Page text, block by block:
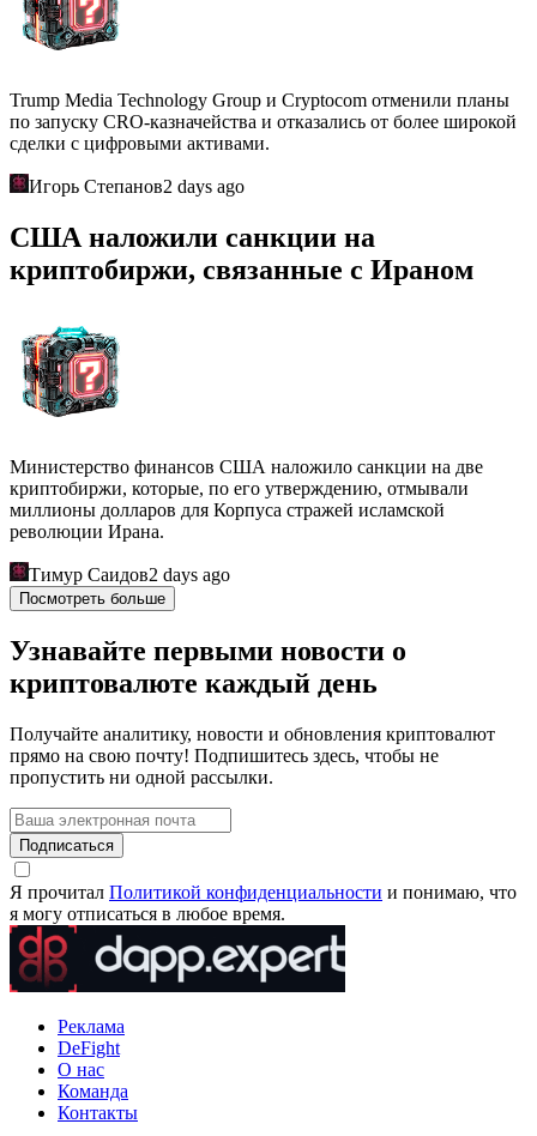
Trump Media Technology Group и Cryptocom отменили планы
по запуску CRO-казначейства и отказались от более широкой
сделки с цифровыми активами.
Игорь Степанов2 days ago
США наложили санкции на
криптобиржи, связанные с Ираном
Министерство финансов США наложило санкции на две
криптобиржи, которые, по его утверждению, отмывали
миллионы долларов для Корпуса стражей исламской
революции Ирана.
Тимур Саидов2 days ago
Посмотреть больше
Узнавайте первыми новости о
криптовалюте каждый день
Получайте аналитику, новости и обновления криптовалют
прямо на свою почту! Подпишитесь здесь, чтобы не
пропустить ни одной рассылки.
Подписаться
Я прочитал Политикой конфиденциальности и понимаю, что
я могу отписаться в любое время.
Реклама
DeFight
О нас
Команда
Контакты